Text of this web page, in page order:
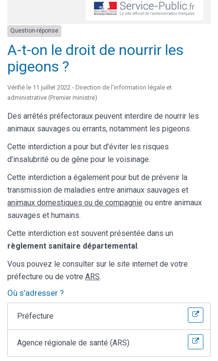
Question-réponse
A-t-on le droit de nourrir les
pigeons ?
Vérifié le 11 juillet 2022 - Direction de l'information légale et
administrative (Premier ministre)
Des arrêtés préfectoraux peuvent interdire de nourrir les
animaux sauvages ou errants, notamment les pigeons.
Cette interdiction a pour but d'éviter les risques
d'insalubrité ou de gêne pour le voisinage.
Cette interdiction a également pour but de prévenir la
transmission de maladies entre animaux sauvages et
animaux domestiques ou de compagnie ou entre animaux
sauvages et humains.
Cette interdiction est souvent présentée dans un
règlement sanitaire départemental.
Vous pouvez le consulter sur le site internet de votre
préfecture ou de votre ARS.
Où s’adresser ?
Préfecture
Agence régionale de santé (ARS)